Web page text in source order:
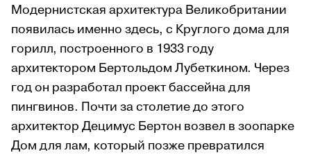
Модернистская архитектура Великобритании
появилась именно здесь, с Круглого дома для
горилл, построенного в 1933 году
архитектором Бертольдом Лубеткином. Через
год он разработал проект бассейна для
пингвинов. Почти за столетие до этого
архитектор Децимус Бертон возвел в зоопарке
Дом для лам, который позже превратился